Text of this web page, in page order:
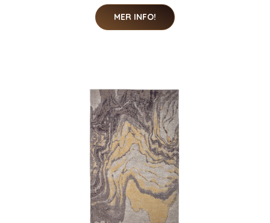
MER INFO!